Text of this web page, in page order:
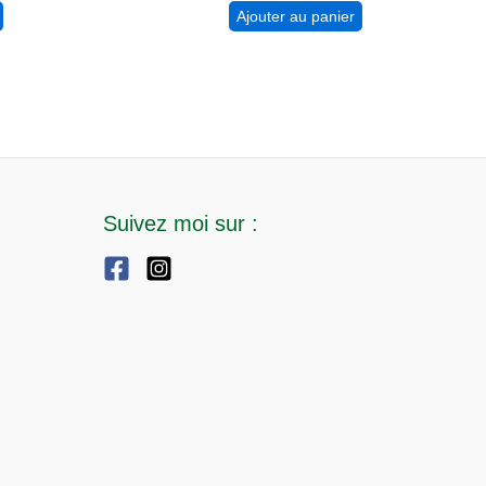
Ajouter au panier
Suivez moi sur :